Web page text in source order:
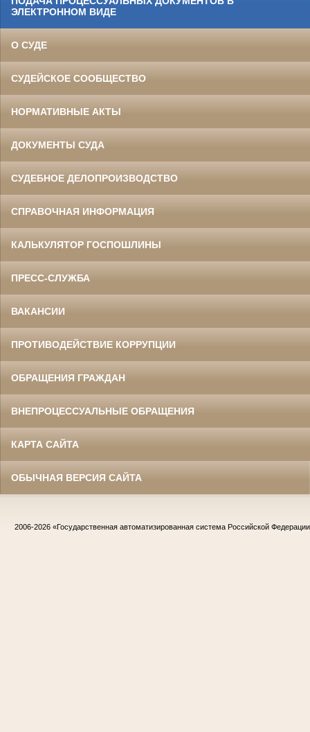
ЭЛЕКТРОННОМ ВИДЕ
О СУДЕ
СУДЕЙСКОЕ СООБЩЕСТВО
НОРМАТИВНЫЕ АКТЫ
ДОКУМЕНТЫ СУДА
СУДЕБНОЕ ДЕЛОПРОИЗВОДСТВО
СПРАВОЧНАЯ ИНФОРМАЦИЯ
КАЛЬКУЛЯТОР ГОСПОШЛИНЫ
ПРЕСС-СЛУЖБА
ВАКАНСИИ
ПРОТИВОДЕЙСТВИЕ КОРРУПЦИИ
ОБРАЩЕНИЯ ГРАЖДАН
ВНЕПРОЦЕССУАЛЬНЫЕ ОБРАЩЕНИЯ
КАРТА САЙТА
ОБЫЧНАЯ ВЕРСИЯ САЙТА
2006-2026 «Государственная автоматизированная система Российской